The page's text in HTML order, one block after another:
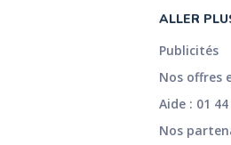
ALLER
Publicités
Nos offres
Aide : 01
Nos